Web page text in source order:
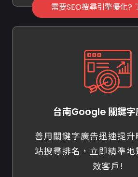
需要SEO搜尋引擎優化?
台南Google 關鍵字
善用關鍵字廣告迅速提
站搜尋排名，立即精準
效客戶!